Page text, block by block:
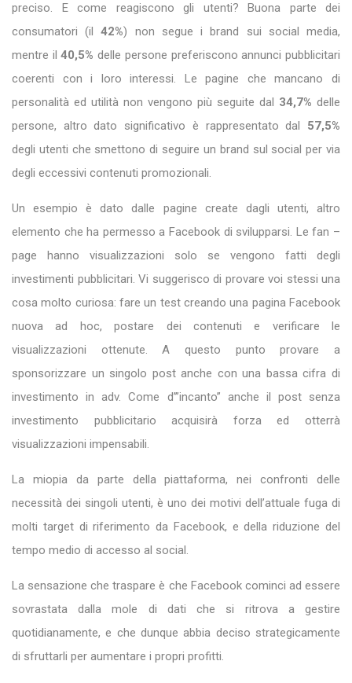
preciso. E come reagiscono gli utenti? Buona parte dei
consumatori (il42%) non segue i brand sui social media,
mentre il40,5% delle persone preferiscono annunci pubblicitari
coerenti con i loro interessi. Le pagine che mancano di
personalità ed utilità non vengono più seguite dal 34,7% delle
persone, altro dato significativo è rappresentato dal 57,5%
degli utenti che smettono di seguire un brand sul social per via
degli eccessivi contenuti promozionali.
Un esempio è dato dalle pagine create dagli utenti, altro
elemento che ha permesso a Facebook di svilupparsi. Le fan –
page hanno visualizzazioni solo se vengono fatti degli
investimenti pubblicitari. Vi suggerisco di provare voi stessi una
cosa molto curiosa: fare un test creando una pagina Facebook
nuova ad hoc, postare dei contenuti e verificare le
visualizzazioni ottenute. A questo punto provare a
sponsorizzare un singolo post anche con una bassa cifra di
investimento in adv. Come d’”incanto” anche il post senza
investimento pubblicitario acquisirà forza ed otterrà
visualizzazioni impensabili.
La miopia da parte della piattaforma, nei confronti delle
necessità dei singoli utenti, è uno dei motivi dell’attuale fuga di
molti target di riferimento da Facebook, e della riduzione del
tempo medio di accesso al social.
La sensazione che traspare è che Facebook cominci ad essere
sovrastata dalla mole di dati che si ritrova a gestire
quotidianamente, e che dunque abbia deciso strategicamente
di sfruttarli per aumentare i propri profitti.